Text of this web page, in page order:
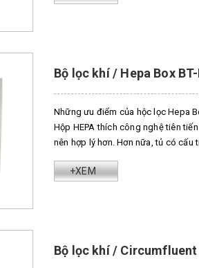
Bộ lọc khí / Hepa Box
Những ưu điểm của hộc lọc Hepa
Hộp HEPA thích công nghệ tiên
nên hợp lý hơn. Hơn nữa, tủ có cấu
+XEM
Bộ lọc khí / Circumfluent